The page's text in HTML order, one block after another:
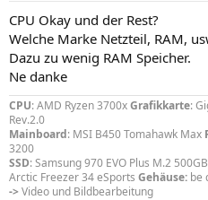
CPU Okay und der Rest?
Welche Marke Netzteil, RAM,
Dazu zu wenig RAM Speicher.
Ne danke
CPU: AMD Ryzen 3700xGrafikkarte:
Rev.2.0
Mainboard: MSI B450 Tomahawk Max
3200
SSD: Samsung 970 EVO Plus M.2 500GB
Arctic Freezer 34 eSports Gehäuse: be
->Video und Bildbearbeitung